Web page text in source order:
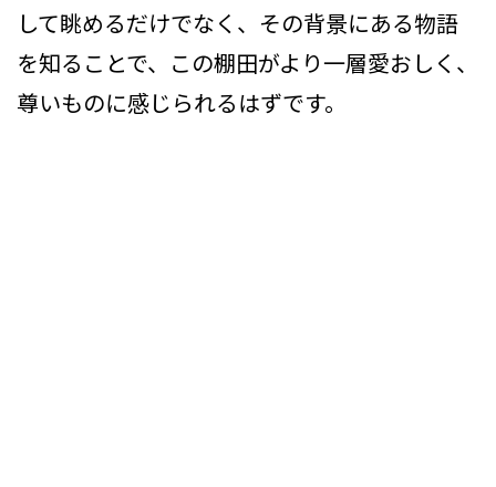
して眺めるだけでなく、その背景にある物語
を知ることで、この棚田がより一層愛おしく、
尊いものに感じられるはずです。